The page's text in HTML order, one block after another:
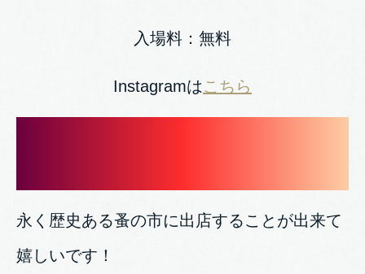
入場料：無料
Instagramはこちら
永く歴史ある蚤の市に出店することが出来て
嬉しいです！